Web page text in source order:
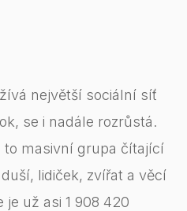
největší sociální síť
se i nadále rozrůstá.
to masivní grupa čítající
lidiček, zvířat a věcí
už asi 1 908 420